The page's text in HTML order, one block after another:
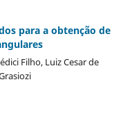
para a obtenção de
Filho, Luiz Cesar de